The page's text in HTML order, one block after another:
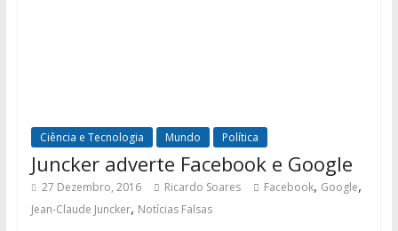
Ciência e Tecnologia Mundo Política
Juncker adverte Facebook e Google
27 Dezembro, 2016 Ricardo Soares Facebook, Google,
Jean-Claude Juncker, Notícias Falsas